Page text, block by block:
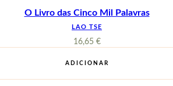
O Livro das Cinco Mil Palavras
LAO TSE
16,65 €
ADICIONAR